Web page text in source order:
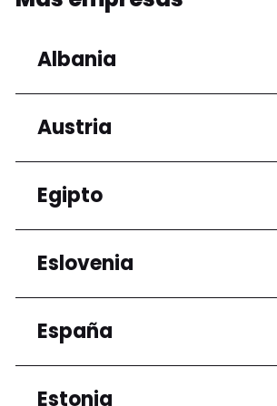
Albania
Regiones
Condado de Tirana
Austria
Regiones
Niederösterreich
Egipto
Regiones
Gobernación de El
Eslovenia
Regiones
Ljubljana
España
Regiones
Estonia